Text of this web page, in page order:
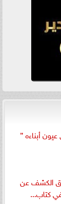
أبناءه ”
الكشف عن
كتاب...